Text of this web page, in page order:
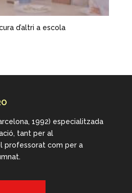
d’altri a escola
1992) especialitzada
tant per al
professorat com per a